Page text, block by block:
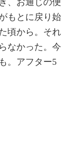
、お通じの便
もとに戻り始
頃から。それ
なかった。今
。アフター5